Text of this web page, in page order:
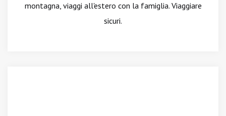
montagna, viaggi all'estero con la famiglia. Viaggiare
sicuri.